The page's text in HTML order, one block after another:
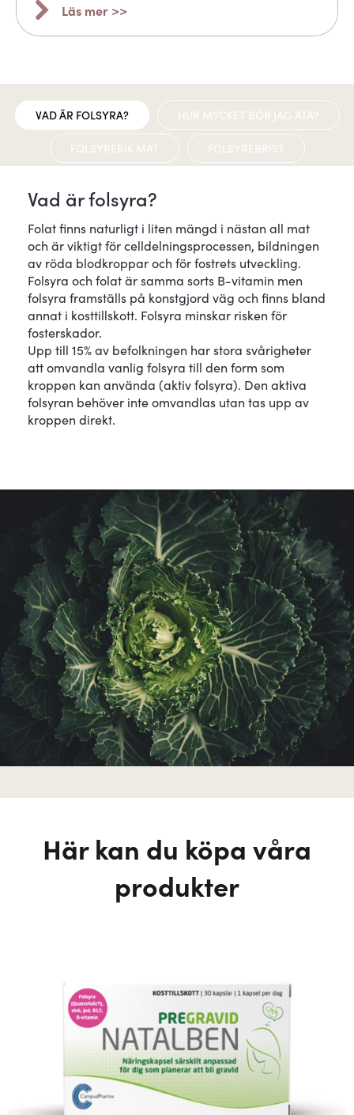
Läs mer >>
VAD ÄR FOLSYRA? HUR MYCKET BÖR JAG ÄTA?
FOLSYRERIK MAT FOLSYREBRIST
Vad är folsyra?
Folat finns naturligt i liten mängd i nästan all mat
och är viktigt för celldelningsprocessen, bildningen
av röda blodkroppar och för fostrets utveckling.
Folsyra och folat är samma sorts B-vitamin men
folsyra framställs på konstgjord väg och finns bland
annat i kosttillskott. Folsyra minskar risken för
fosterskador.
Upp till 15% av befolkningen har stora svårigheter
att omvandla vanlig folsyra till den form som
kroppen kan använda (aktiv folsyra). Den aktiva
folsyran behöver inte omvandlas utan tas upp av
kroppen direkt.
Här kan du köpa våra
produkter